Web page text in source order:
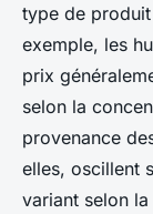
type de
exemple, les
prix
selon la
provenance
elles, oscillent
variant selon la